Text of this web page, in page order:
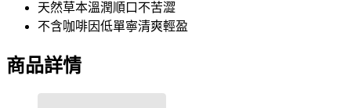
天然草本溫潤順口不苦澀
不含咖啡因低單寧清爽輕盈
商品詳情